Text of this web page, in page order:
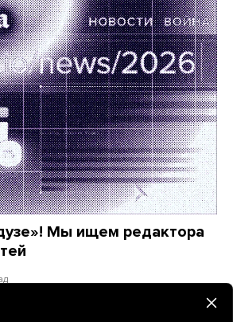
Мы ищем редактора